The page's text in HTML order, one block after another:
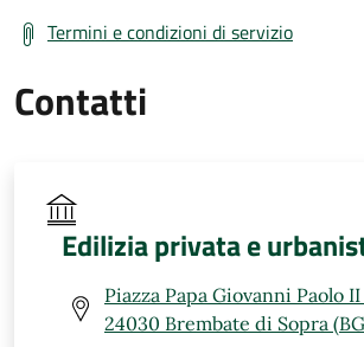
Termini e condizioni di servizio
Contatti
Edilizia privata e
Piazza Papa Giovanni Paolo
24030 Brembate di Sopra